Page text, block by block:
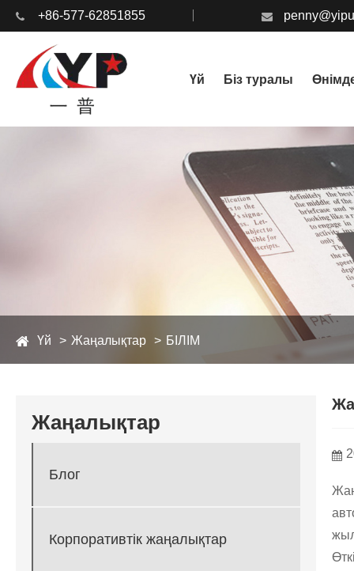
+86-577-62851855
Үй Біз туралы
Үй Жаңалықтар БІЛІМ
Жаңалықтар
Блог
Корпоративтік жаңалықтар